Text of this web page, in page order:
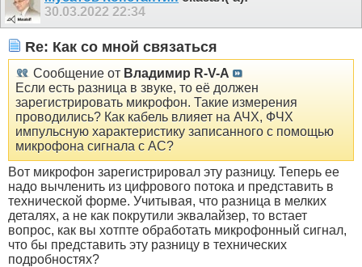
30.03.2022 22:34
Re: Как со мной связаться
Сообщение от Владимир R-V-A
Если есть разница в звуке, то её должен
зарегистрировать микрофон. Такие измерения
проводились? Как кабель влияет на АЧХ, ФЧХ
импульсную характеристику записанного с помощью
микрофона сигнала с АС?
Вот микрофон зарегистрировал эту разницу. Теперь ее
надо вычленить из цифрового потока и представить в
технической форме. Учитывая, что разница в мелких
деталях, а не как покрутили эквалайзер, то встает
вопрос, как вы хотпте обработать микрофонный сигнал,
что бы представить эту разницу в технических
подробностях?